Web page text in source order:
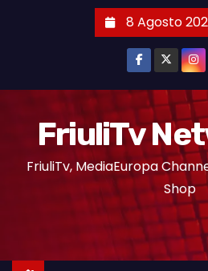
8 Agosto
FriuliTv
FriuliTv, MediaEuropa
Shop